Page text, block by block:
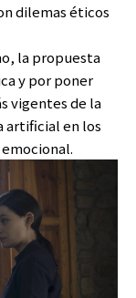
dilemas éticos
la propuesta
y por poner
vigentes de la
artificial en los